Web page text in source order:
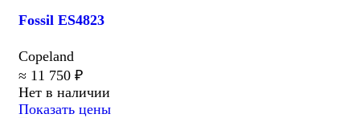
Fossil ES4823
Copeland
≈ 11 750 ₽
Нет в наличии
Показать цены